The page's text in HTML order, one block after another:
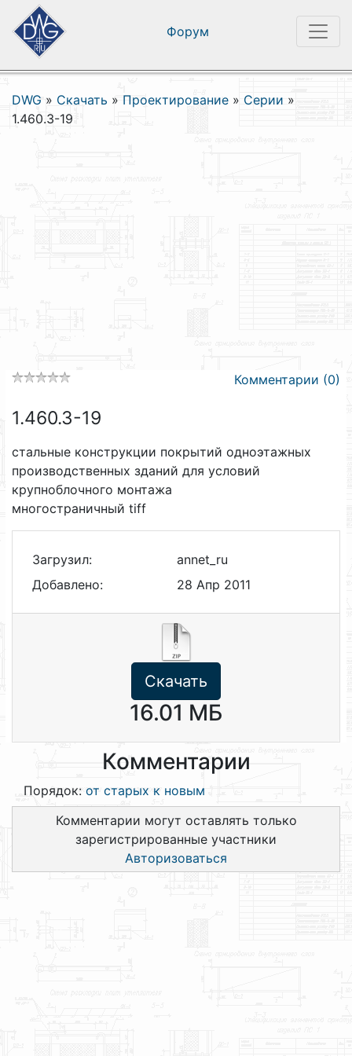
Форум
DWG » Скачать » Проектирование » Серии »
1.460.3-19
Комментарии (0)
1.460.3-19
стальные конструкции покрытий одноэтажных
производственных зданий для условий
крупноблочного монтажа
многостраничный tiff
Загрузил:
annet_ru
Добавлено:
28 Апр 2011
Скачать
16.01 МБ
Комментарии
Порядок: от старых к новым
Комментарии могут оставлять только
зарегистрированные участники
Авторизоваться